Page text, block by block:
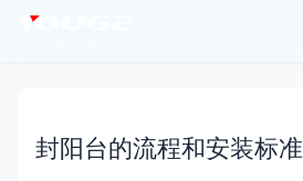
封阳台的流程和安装标准